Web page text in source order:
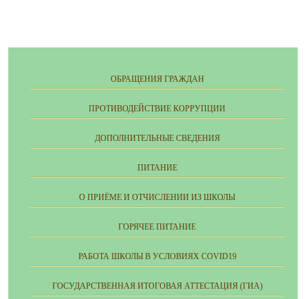
ОБРАЩЕНИЯ ГРАЖДАН
ПРОТИВОДЕЙСТВИЕ КОРРУПЦИИ
ДОПОЛНИТЕЛЬНЫЕ СВЕДЕНИЯ
ПИТАНИЕ
О ПРИЁМЕ И ОТЧИСЛЕНИИ ИЗ ШКОЛЫ
ГОРЯЧЕЕ ПИТАНИЕ
РАБОТА ШКОЛЫ В УСЛОВИЯХ COVID19
ГОСУДАРСТВЕННАЯ ИТОГОВАЯ АТТЕСТАЦИЯ (ГИА)